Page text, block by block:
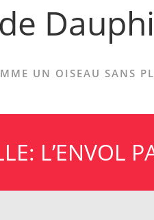
UN OISEAU SANS
L’ENVOL